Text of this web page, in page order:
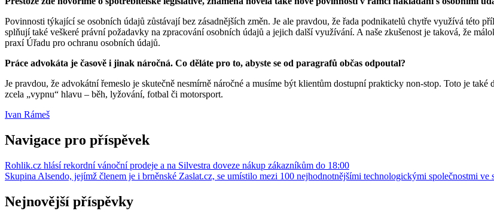
Povinnosti týkající se osobních údajů zůstávají bez zásadnějších změn. Je ale pravdou, že řada podnikatelů chytře využívá této
splňují také veškeré právní požadavky na zpracování osobních údajů a jejich další využívání. A naše zkušenost je taková, že
praxí Úřadu pro ochranu osobních údajů.
Práce advokáta je časově i jinak náročná. Co děláte pro to, abyste se od paragrafů občas odpoutal?
Je pravdou, že advokátní řemeslo je skutečně nesmírně náročné a musíme být klientům dostupní prakticky non-stop. Toto je
zcela „vypnu“ hlavu – běh, lyžování, fotbal či motorsport.
Ivan Rámeš
Navigace pro příspěvek
Rohlik.cz hlásí rekordní vánoční prodeje a na Silvestra doveze nákup zákazníkům do 18:00
Skupina Alsendo, jejímž členem je i brněnské Zaslat.cz, se umístilo mezi 100 nejhodnotnějšími technologickými společnostmi ve
Nejnovější příspěvky